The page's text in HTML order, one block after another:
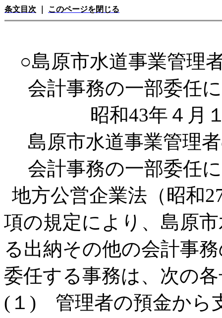
条文目次 このページを閉じる
○島原市水道事業管理
会計事務の一部委任
昭和43年４月
島原市水道事業管理
会計事務の一部委任
地方公営企業法（昭和
項の規定により、島原
る出納その他の会計事
委任する事務は、次の
(１) 管理者の預金から